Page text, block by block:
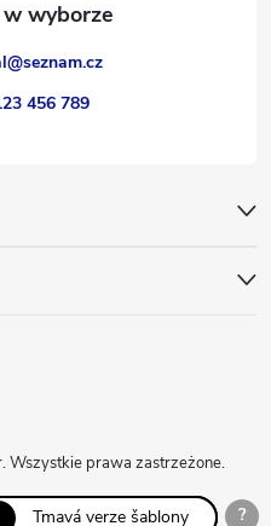
@seznam.cz
456 789
Shoptet
. Wszystkie prawa zastrzeżone.
Tmavá verze šablony
Světlá verze šablony ?